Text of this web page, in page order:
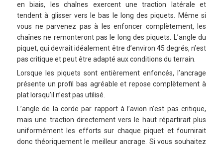
en biais, les chaînes exercent une traction latérale et
tendent à glisser vers le bas le long des piquets. Même si
vous ne parvenez pas à les enfoncer complètement, les
chaînes ne remonteront pas le long des piquets. L’angle du
piquet, qui devrait idéalement être d’environ 45 degrés, n’est
pas critique et peut être adapté aux conditions du terrain.
Lorsque les piquets sont entièrement enfoncés, l’ancrage
présente un profil bas agréable et repose complètement à
plat lorsqu’il n’est pas utilisé.
L’angle de la corde par rapport à l’avion n’est pas critique,
mais une traction directement vers le haut répartirait plus
uniformément les efforts sur chaque piquet et fournirait
donc théoriquement le meilleur ancrage. Si vous souhaitez